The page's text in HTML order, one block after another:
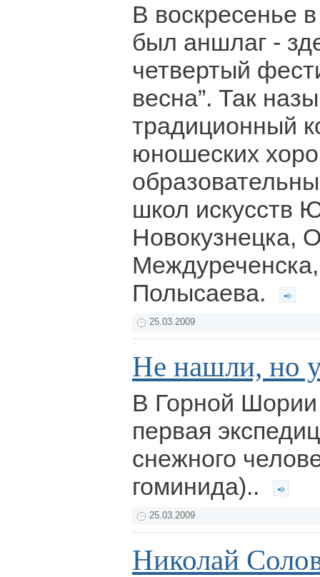
В воскресенье
был аншлаг -
четвертый
весна”. Так
традиционный
юношеских
школ искусств
Новокузнецка,
Полысаева.
25.03.2009
Не нашли, но
В Горной
первая
снежного
гоминида)..
25.03.2009
Николай